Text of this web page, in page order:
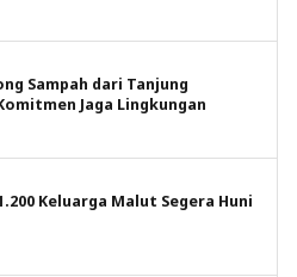
Sampah dari Tanjung
Jaga Lingkungan
Keluarga Malut Segera Huni